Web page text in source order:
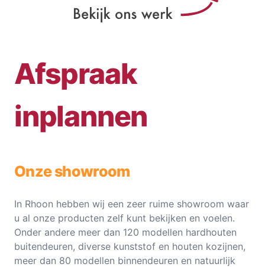
Afspraak
inplannen
Onze showroom
In Rhoon hebben wij een zeer ruime showroom waar
u al onze producten zelf kunt bekijken en voelen.
Onder andere meer dan 120 modellen hardhouten
buitendeuren, diverse kunststof en houten kozijnen,
meer dan 80 modellen binnendeuren en natuurlijk